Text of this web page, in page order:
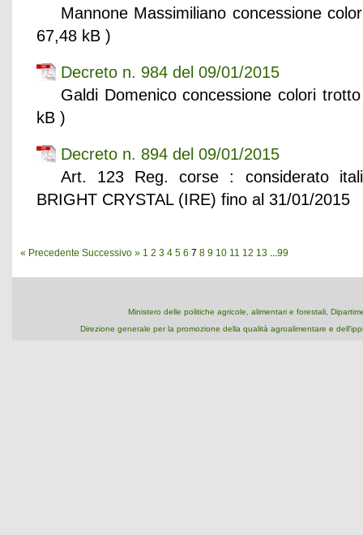
Mannone Massimiliano concessione
67,48 kB )
Decreto n. 984 del 09/01/2015
Galdi Domenico concessione colori
kB )
Decreto n. 894 del 09/01/2015
Art. 123 Reg. corse : considerato
BRIGHT CRYSTAL (IRE) fino al 31/01/
« Precedente Successivo » 1 2 3 4 5 6 7 8 9 10 11 12 13 ...99
Ministero delle politiche agricole, alimentari e forestali,
Direzione generale per la promozione della qualità agroalimentare e